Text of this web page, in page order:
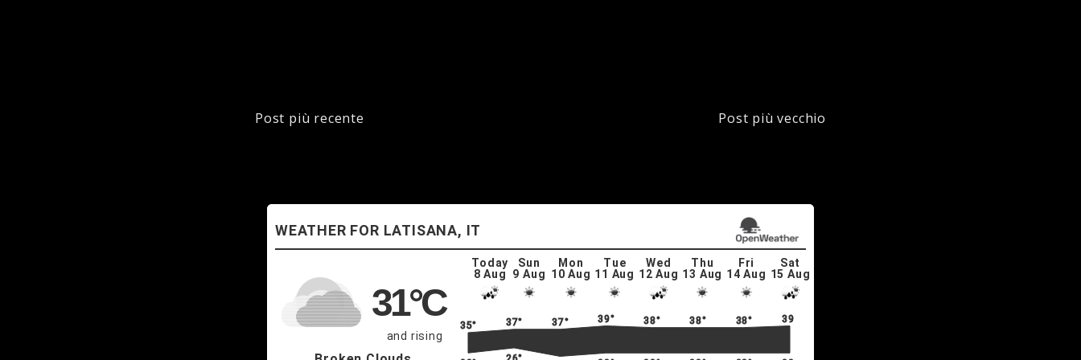
Post più recente Post più vecchio
LATISANA, IT
31°C
and rising
Today
8 Aug
Sun
9 Aug
Mon
10 Aug
Tue
11 Aug
Wed
12 Aug
Thu
13 Aug
Fri
14 Aug
Sat
15 Aug
35° 37° 37° 39° 38° 38° 38° 39°